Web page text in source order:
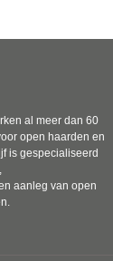
al meer dan 60
open haarden en
is gespecialiseerd
aanleg van open